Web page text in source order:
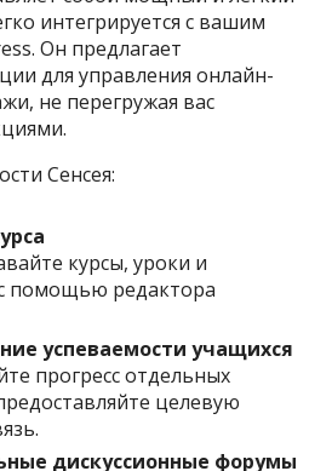
интегрируется с вашим
Он предлагает
для управления онлайн-
не перегружая вас
Сенсея:
курсы, уроки и
помощью редактора
успеваемости учащихся
прогресс отдельных
целевую
дискуссионные форумы